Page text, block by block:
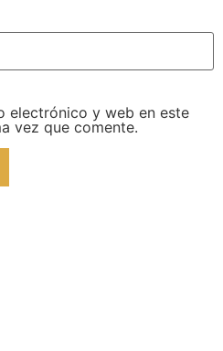
electrónico y web en este
vez que comente.